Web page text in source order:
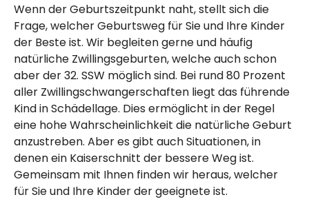
Wenn der Geburtszeitpunkt naht, stellt sich die
Frage, welcher Geburtsweg für Sie und Ihre Kinder
der Beste ist. Wir begleiten gerne und häufig
natürliche Zwillingsgeburten, welche auch schon
aber der 32. SSW möglich sind. Bei rund 80 Prozent
aller Zwillingschwangerschaften liegt das führende
Kind in Schädellage. Dies ermöglicht in der Regel
eine hohe Wahrscheinlichkeit die natürliche Geburt
anzustreben. Aber es gibt auch Situationen, in
denen ein Kaiserschnitt der bessere Weg ist.
Gemeinsam mit Ihnen finden wir heraus, welcher
für Sie und Ihre Kinder der geeignete ist.